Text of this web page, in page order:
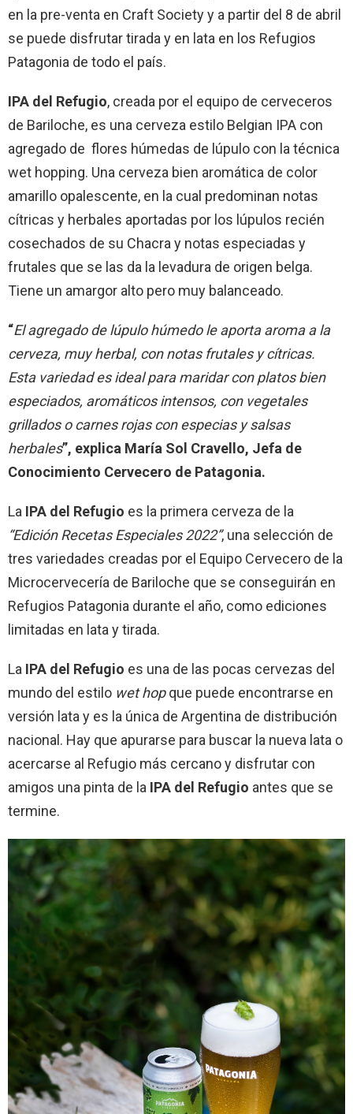
en la pre-venta en Craft Society y a partir del 8 de abril
se puede disfrutar tirada y en lata en los Refugios
Patagonia de todo el país.
IPA del Refugio, creada por el equipo de cerveceros
de Bariloche, es una cerveza estilo Belgian IPA con
agregado de flores húmedas de lúpulo con la técnica
wet hopping. Una cerveza bien aromática de color
amarillo opalescente, en la cual predominan notas
cítricas y herbales aportadas por los lúpulos recién
cosechados de su Chacra y notas especiadas y
frutales que se las da la levadura de origen belga.
Tiene un amargor alto pero muy balanceado.
“El agregado de lúpulo húmedo le aporta aroma a la
cerveza, muy herbal, con notas frutales y cítricas.
Esta variedad es ideal para maridar con platos bien
especiados, aromáticos intensos, con vegetales
grillados o carnes rojas con especias y salsas
herbales”, explica María Sol Cravello, Jefa de
Conocimiento Cervecero de Patagonia.
La IPA del Refugio es la primera cerveza de la
“Edición Recetas Especiales 2022”, una selección de
tres variedades creadas por el Equipo Cervecero de la
Microcervecería de Bariloche que se conseguirán en
Refugios Patagonia durante el año, como ediciones
limitadas en lata y tirada.
La IPA del Refugio es una de las pocas cervezas del
mundo del estilo wet hopque puede encontrarse en
versión lata y es la única de Argentina de distribución
nacional. Hay que apurarse para buscar la nueva lata o
acercarse al Refugio más cercano y disfrutar con
amigos una pinta de la IPA del Refugio antes que se
termine.